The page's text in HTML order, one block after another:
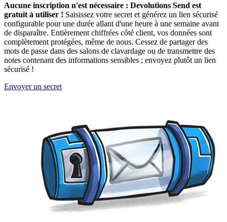
Aucune inscription n'est nécessaire : Devolutions Send est
gratuit à utiliser ! Saisissez votre secret et générez un lien sécurisé
configurable pour une durée allant d'une heure à une semaine avant
de disparaître. Entièrement chiffrées côté client, vos données sont
complètement protégées, même de nous. Cessez de partager des
mots de passe dans des salons de clavardage ou de transmettre des
notes contenant des informations sensibles ; envoyez plutôt un lien
sécurisé !
Envoyer un secret